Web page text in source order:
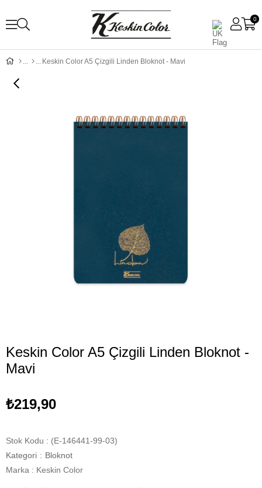
0
Keskin Color A5 Çizgili Linden Bloknot - Mavi
Keskin Color A5 Çizgili Linden Bloknot -
Mavi
₺219,90
Stok Kodu
(E-146441-99-03)
Kategori : Bloknot
Marka : Keskin Color